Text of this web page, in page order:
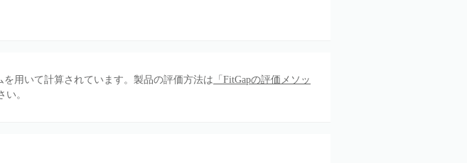
用いて計算されています。製品の評価方法は 「FitGapの評価メソッ
い。